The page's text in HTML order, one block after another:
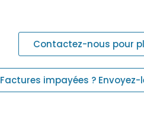
Contactez-nous pour
Factures impayées ?